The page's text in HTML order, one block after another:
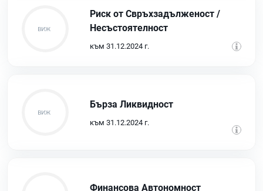
Риск от Свръхзадълженост /
Несъстоятелност
към 31.12.2024 г.
Бърза Ликвидност
към 31.12.2024 г.
Финансова Автономност